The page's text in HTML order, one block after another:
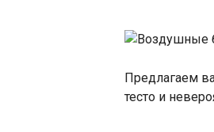
Предлагаем
тесто и